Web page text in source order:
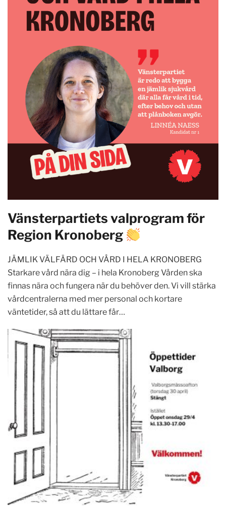
Vänsterpartiets valprogram för
Region Kronoberg
JÄMLIK VÄLFÄRD OCH VÅRD I HELA KRONOBERG
Starkare vård nära dig – i hela Kronoberg Vården ska
finnas nära och fungera när du behöver den. Vi vill stärka
vårdcentralerna med mer personal och kortare
väntetider, så att du lättare får…